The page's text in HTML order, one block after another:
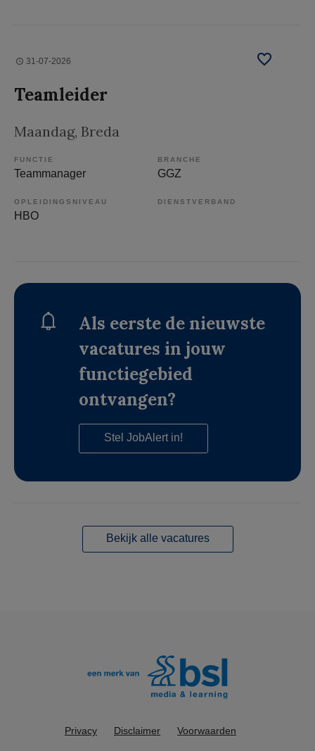
31-07-2026
Teamleider
Maandag, Breda
FUNCTIE
Teammanager
BRANCHE
GGZ
OPLEIDINGSNIVEAU
HBO
DIENSTVERBAND
Als eerste de nieuwste
vacatures in jouw
functiegebied
ontvangen?
Stel JobAlert in!
Bekijk alle vacatures
Privacy Disclaimer Voorwaarden